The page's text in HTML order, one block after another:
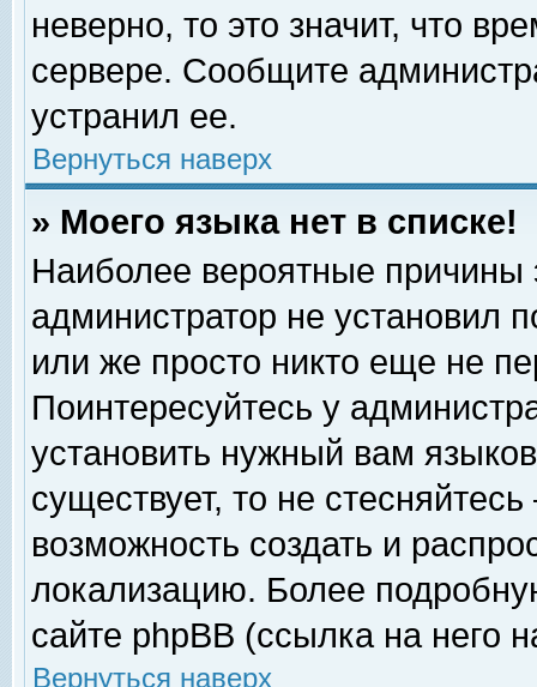
неверно, то это значит, что
сервере. Сообщите
устранил ее.
Вернуться наверх
» Моего языка нет в списке!
Наиболее вероятные причины
администратор не установил
или же просто никто еще не
Поинтересуйтесь у
установить нужный вам
существует, то не
возможность создать и
локализацию. Более
сайте phpBB (ссылка на него
Вернуться наверх